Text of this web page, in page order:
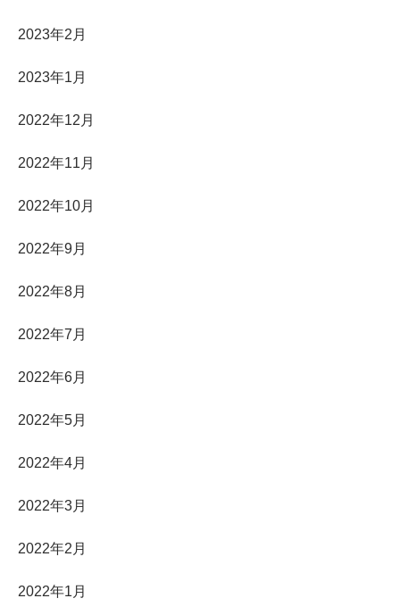
2023年2月
2023年1月
2022年12月
2022年11月
2022年10月
2022年9月
2022年8月
2022年7月
2022年6月
2022年5月
2022年4月
2022年3月
2022年2月
2022年1月